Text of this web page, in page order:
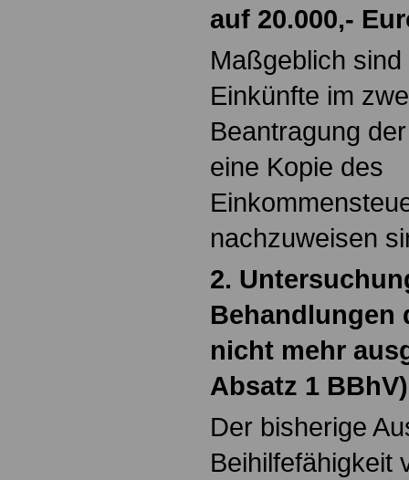
auf 20.000,-
Maßgeblich
Einkünfte im
Beantragung
eine Kopie des
nachzuweisen
2.
Behandlungen
nicht mehr
Absatz 1 BBhV)
Der bisherige
Beihilfefähigkeit